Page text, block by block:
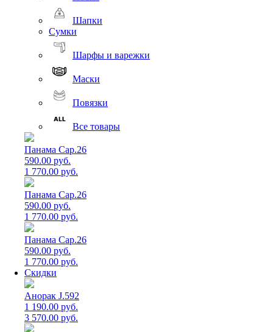
Шапки
Сумки
Шарфы и варежки
Маски
Повязки
Все товары
Панама Cap.26
590.00 руб.
1 770.00 руб.
Панама Cap.26
590.00 руб.
1 770.00 руб.
Панама Cap.26
590.00 руб.
1 770.00 руб.
Скидки
Анорак J.592
1 190.00 руб.
3 570.00 руб.